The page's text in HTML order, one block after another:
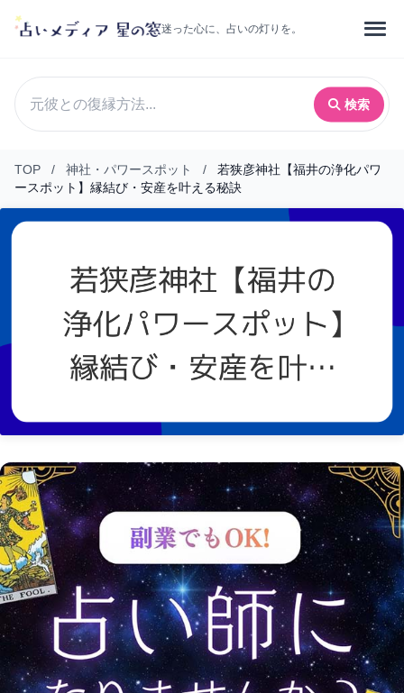
迷った心に、占いの灯りを。
検索
TOP / 神社・パワースポット /
若狭彦神社【福井の浄化パワ
ースポット】縁結び・安産を叶える秘訣